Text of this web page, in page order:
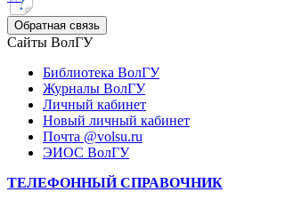
Обратная связь
Сайты ВолГУ
Библиотека ВолГУ
Журналы ВолГУ
Личный кабинет
Новый личный кабинет
Почта @volsu.ru
ЭИОС ВолГУ
ТЕЛЕФОННЫЙ СПРАВОЧНИК